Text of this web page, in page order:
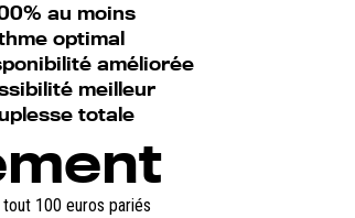
au moins
optimal
améliorée
meilleur
totale
100 euros pariés